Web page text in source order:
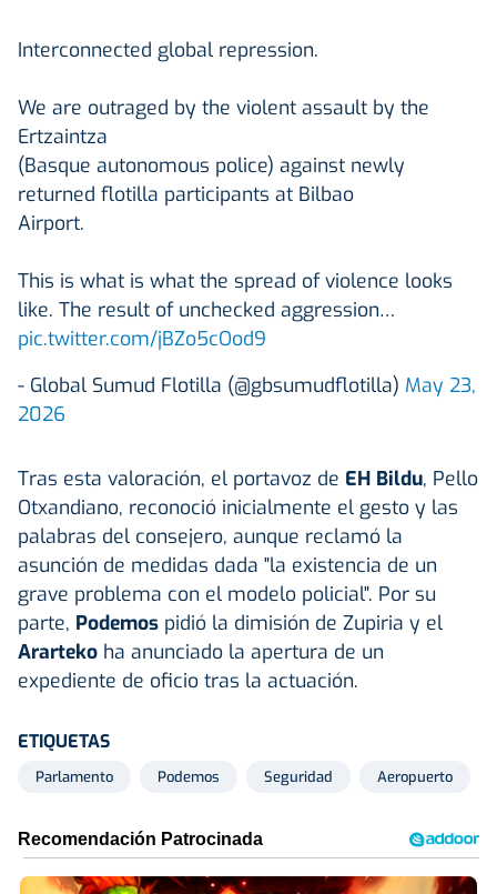
Interconnected global repression.
We are outraged by the violent assault by the
Ertzaintza
(Basque autonomous police) against newly
returned flotilla participants at Bilbao
Airport.
This is what is what the spread of violence looks
like. The result of unchecked aggression…
pic.twitter.com/jBZo5cOod9
- Global Sumud Flotilla (@gbsumudflotilla) May 23,
2026
Tras esta valoración, el portavoz de EH Bildu, Pello
Otxandiano, reconoció inicialmente el gesto y las
palabras del consejero, aunque reclamó la
asunción de medidas dada "la existencia de un
grave problema con el modelo policial". Por su
parte, Podemos pidió la dimisión de Zupiria y el
Ararteko ha anunciado la apertura de un
expediente de oficio tras la actuación.
ETIQUETAS
Parlamento Podemos Seguridad Aeropuerto